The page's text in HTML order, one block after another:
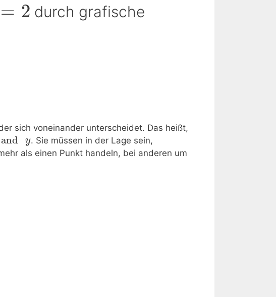
= 2 durch grafische
sich voneinander unterscheidet. Das heißt,
and y. Sie müssen in der Lage sein,
als einen Punkt handeln, bei anderen um